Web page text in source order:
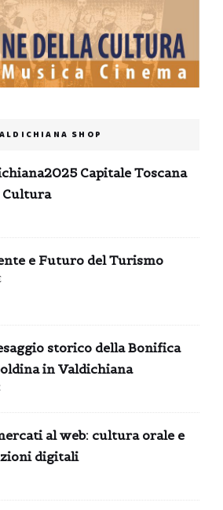
SHOP
Capitale Toscana
Cultura
e Futuro del Turismo
storico della Bonifica
in Valdichiana
al web: cultura orale e
digitali